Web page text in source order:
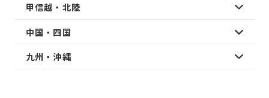
甲信越・北陸
中国・四国
九州・沖縄